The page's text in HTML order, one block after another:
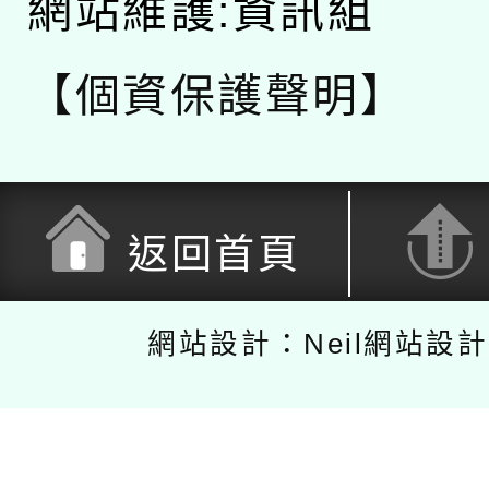
網站維護:資訊組
【個資保護聲明】
返回首頁
網站設計：Neil網站設